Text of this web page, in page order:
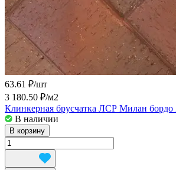
63.61 ₽/шт
3 180.50 ₽/м2
Клинкерная брусчатка ЛСР Милан бордо
В наличии
В корзину